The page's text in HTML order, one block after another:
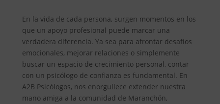
En la vida de cada persona, surgen momentos en los
que un apoyo profesional puede marcar una
verdadera diferencia. Ya sea para afrontar desafíos
emocionales, mejorar relaciones o simplemente
buscar un espacio de crecimiento personal, contar
con un psicólogo de confianza es fundamental. En
A2B Psicólogos, nos enorgullece extender nuestra
mano amiga a la comunidad de Maranchón,